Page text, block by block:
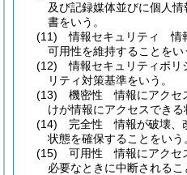
及び記録媒体並びに個人
書をいう。
(11)
情報セキュリティ 情
可用性を維持することをい
(12)
情報セキュリティポ
リティ対策基準をいう。
(13)
機密性 情報にアクセ
けが情報にアクセスできる
(14)
完全性 情報が破壊、
状態を確保することをいう
(15)
可用性 情報にアクセ
必要なときに中断される